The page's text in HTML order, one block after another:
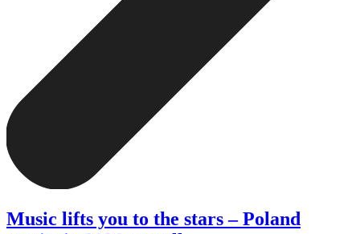
Music lifts you to the stars – Poland